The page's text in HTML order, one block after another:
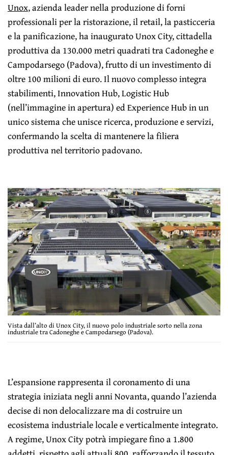
Unox, azienda leader nella produzione di forni
professionali per la ristorazione, il retail, la pasticceria
e la panificazione, ha inaugurato Unox City, cittadella
produttiva da 130.000 metri quadrati tra Cadoneghe e
Campodarsego (Padova), frutto di un investimento di
oltre 100 milioni di euro. Il nuovo complesso integra
stabilimenti, Innovation Hub, Logistic Hub
(nell’immagine in apertura) ed Experience Hub in un
unico sistema che unisce ricerca, produzione e servizi,
confermando la scelta di mantenere la filiera
produttiva nel territorio padovano.
Vista dall’alto di Unox City, il nuovo polo industriale sorto nella zona
industriale tra Cadoneghe e Campodarsego (Padova).
L’espansione rappresenta il coronamento di una
strategia iniziata negli anni Novanta, quando l’azienda
decise di non delocalizzare ma di costruire un
ecosistema industriale locale e verticalmente integrato.
A regime, Unox City potrà impiegare fino a 1.800